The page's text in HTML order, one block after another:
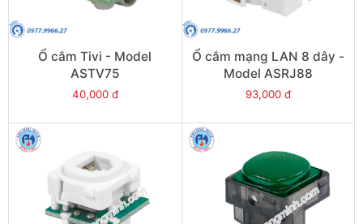
Ổ cắm Tivi - Model
ASTV75
40,000 đ
Ổ cắm mạng LAN 8 dây -
Model ASRJ88
93,000 đ